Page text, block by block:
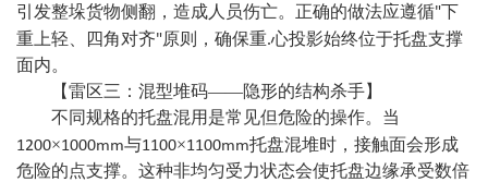
引发整垛货物侧翻，造成人员伤亡。正确的做法应遵循"下
重上轻、四角对齐"原则，确保重.心投影始终位于托盘支撑
面内。
【雷区三：混型堆码——隐形的结构杀手】
不同规格的托盘混用是常见但危险的操作。当
1200×1000mm与1100×1100mm托盘混堆时，接触面会形成
危险的点支撑。这种非均匀受力状态会使托盘边缘承受数倍